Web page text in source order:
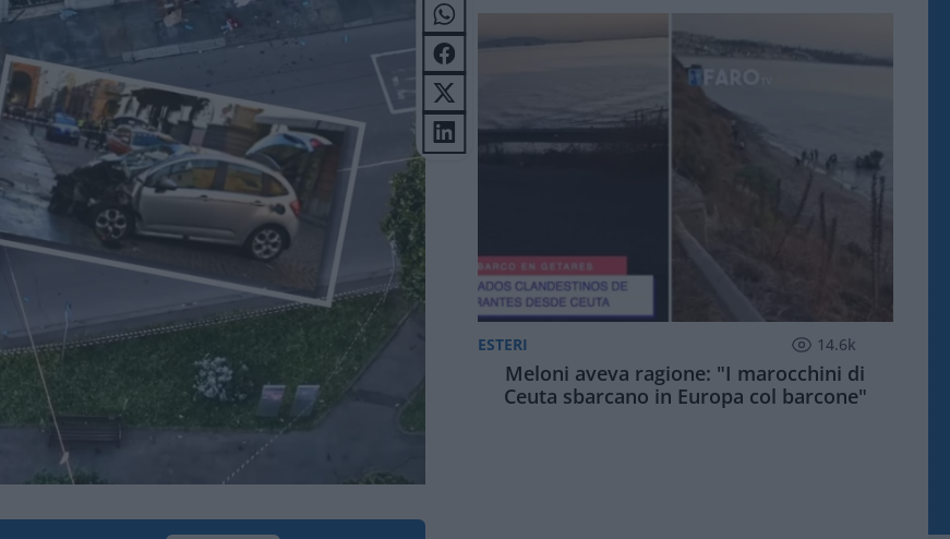
ESTERI 14.6k
Meloni aveva ragione: "I marocchini di
Ceuta sbarcano in Europa col barcone"